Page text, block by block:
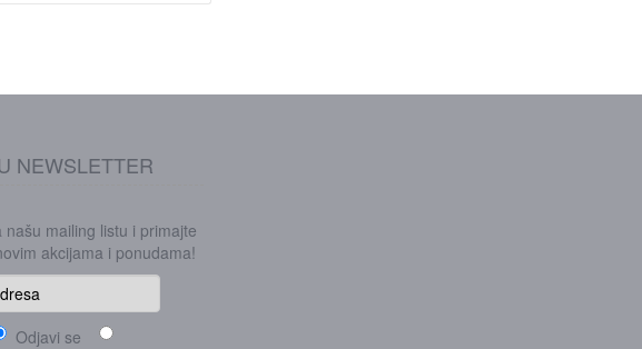
NEWSLETTER
našu mailing listu i primajte
akcijama i ponudama!
Odjavi se